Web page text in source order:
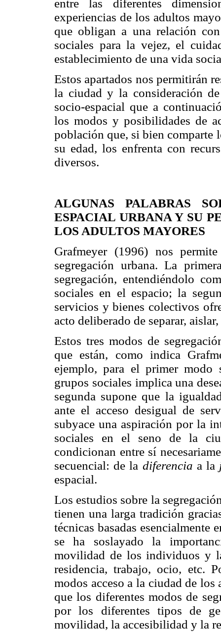
entre las diferentes
experiencias de los adultos
que obligan a una relación
sociales para la vejez, el
establecimiento de una vida
Estos apartados nos permitirán
la ciudad y la consideración
socio-espacial que a
los modos y posibilidades de
población que, si bien comparte
su edad, los enfrenta con
diversos.
ALGUNAS PALABRAS
ESPACIAL URBANA Y SU
LOS ADULTOS MAYORES
Grafmeyer (1996) nos
segregación urbana. La
segregación, entendiéndolo
sociales en el espacio; la
servicios y bienes colectivos
acto deliberado de separar,
Estos tres modos de
que están, como indica
ejemplo, para el primer modo
grupos sociales implica una
segunda supone que la
ante el acceso desigual de
subyace una aspiración por la
sociales en el seno de la
condicionan entre sí
secuencial: de la diferencia a la
espacial.
Los estudios sobre la
tienen una larga tradición
técnicas basadas esencialmente
se ha soslayado la
movilidad de los individuos y
residencia, trabajo, ocio, etc.
modos acceso a la ciudad de
que los diferentes modos de
por los diferentes tipos de
movilidad, la accesibilidad y la